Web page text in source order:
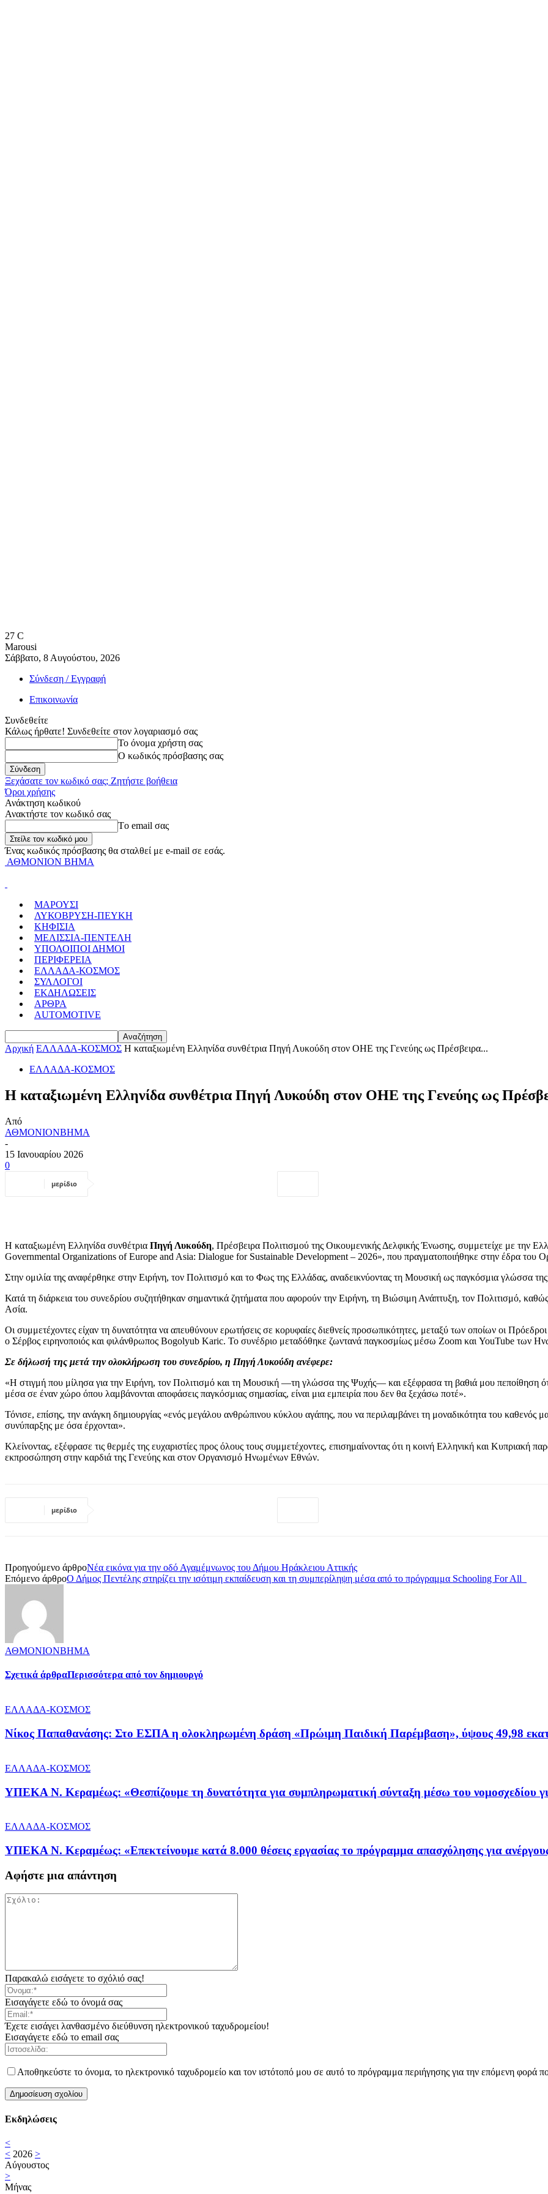
27 C
Marousi
Σάββατο, 8 Αυγούστου, 2026
Σύνδεση / Εγγραφή
Επικοινωνία
Συνδεθείτε
Κάλως ήρθατε! Συνδεθείτε στον λογαριασμό σας
Το όνομα χρήστη σας
Ο κωδικός πρόσβασης σας
Ξεχάσατε τον κωδικό σας; Ζητήστε βοήθεια
Όροι χρήσης
Ανάκτηση κωδικού
Ανακτήστε τον κωδικό σας
Tο email σας
Ένας κωδικός πρόσβασης θα σταλθεί με e-mail σε εσάς.
ΑΘΜΟΝΙΟΝ ΒΗΜΑ
ΜΑΡΟΥΣΙ
ΛΥΚΟΒΡΥΣΗ-ΠΕΥΚΗ
ΚΗΦΙΣΙΑ
ΜΕΛΙΣΣΙΑ-ΠΕΝΤΕΛΗ
ΥΠΟΛΟΙΠΟΙ ΔΗΜΟΙ
ΠΕΡΙΦΕΡΕΙΑ
ΕΛΛΑΔΑ-ΚΟΣΜΟΣ
ΣΥΛΛΟΓΟΙ
ΕΚΔΗΛΩΣΕΙΣ
ΑΡΘΡΑ
AUTOMOTIVE
Αρχική ΕΛΛΑΔΑ-ΚΟΣΜΟΣ Η καταξιωμένη Ελληνίδα συνθέτρια Πηγή Λυκούδη στον ΟΗΕ της Γενεύης ως Πρέσβειρα...
ΕΛΛΑΔΑ-ΚΟΣΜΟΣ
Η καταξιωμένη Ελληνίδα συνθέτρια Πηγή Λυκούδη στον ΟΗΕ της Γενεύης ως
Από
ΑΘΜΟΝΙΟΝΒΗΜΑ
-
15 Ιανουαρίου 2026
0
μερίδιο
Η καταξιωμένη Ελληνίδα συνθέτρια Πηγή Λυκούδη, Πρέσβειρα Πολιτισμού της Οικουμενικής Δελφικής Ένωσης, συμμετείχε με την
Governmental Organizations of Europe and Asia: Dialogue for Sustainable Development – 2026», που πραγματοποιήθηκε στην έδρα του
Στην ομιλία της αναφέρθηκε στην Ειρήνη, τον Πολιτισμό και το Φως της Ελλάδας, αναδεικνύοντας τη Μουσική ως παγκόσμια γλώσσα
Κατά τη διάρκεια του συνεδρίου συζητήθηκαν σημαντικά ζητήματα που αφορούν την Ειρήνη, τη Βιώσιμη Ανάπτυξη, τον Πολιτισμό,
Ασία.
Οι συμμετέχοντες είχαν τη δυνατότητα να απευθύνουν ερωτήσεις σε κορυφαίες διεθνείς προσωπικότητες, μεταξύ των οποίων οι
ο Σέρβος ειρηνοποιός και φιλάνθρωπος Bogolyub Karic. Το συνέδριο μεταδόθηκε ζωντανά παγκοσμίως μέσω Zoom και YouTube των
Σε δήλωσή της μετά την ολοκλήρωση του συνεδρίου, η Πηγή Λυκούδη ανέφερε:
«Η στιγμή που μίλησα για την Ειρήνη, τον Πολιτισμό και τη Μουσική —τη γλώσσα της Ψυχής— και εξέφρασα τη βαθιά μου πεποίθηση
μέσα σε έναν χώρο όπου λαμβάνονται αποφάσεις παγκόσμιας σημασίας, είναι μια εμπειρία που δεν θα ξεχάσω ποτέ».
Τόνισε, επίσης, την ανάγκη δημιουργίας «ενός μεγάλου ανθρώπινου κύκλου αγάπης, που να περιλαμβάνει τη μοναδικότητα του καθενός
συνύπαρξης με όσα έρχονται».
Κλείνοντας, εξέφρασε τις θερμές της ευχαριστίες προς όλους τους συμμετέχοντες, επισημαίνοντας ότι η κοινή Ελληνική και Κυπριακή
εκπροσώπηση στην καρδιά της Γενεύης και στον Οργανισμό Ηνωμένων Εθνών.
μερίδιο
Προηγούμενο άρθροΝέα εικόνα για την οδό Αγαμέμνωνος του Δήμου Ηράκλειου Αττικής
Επόμενο άρθροΟ Δήμος Πεντέλης στηρίζει την ισότιμη εκπαίδευση και τη συμπερίληψη μέσα από το πρόγραμμα Schooling For All
ΑΘΜΟΝΙΟΝΒΗΜΑ
Σχετικά άρθραΠερισσότερα από τον δημιουργό
ΕΛΛΑΔΑ-ΚΟΣΜΟΣ
Νίκος Παπαθανάσης: Στο ΕΣΠΑ η ολοκληρωμένη δράση «Πρώιμη Παιδική Παρέμβαση», ύψους 49,98
ΕΛΛΑΔΑ-ΚΟΣΜΟΣ
ΥΠΕΚΑ Ν. Κεραμέως: «Θεσπίζουμε τη δυνατότητα για συμπληρωματική σύνταξη μέσω του νομοσχεδίου
ΕΛΛΑΔΑ-ΚΟΣΜΟΣ
ΥΠΕΚΑ Ν. Κεραμέως: «Επεκτείνουμε κατά 8.000 θέσεις εργασίας το πρόγραμμα απασχόλησης για
Αφήστε μια απάντηση
Παρακαλώ εισάγετε το σχόλιό σας!
Εισαγάγετε εδώ το όνομά σας
Έχετε εισάγει λανθασμένο διεύθυνση ηλεκτρονικού ταχυδρομείου!
Εισαγάγετε εδώ το email σας
Αποθηκεύστε το όνομα, το ηλεκτρονικό ταχυδρομείο και τον ιστότοπό μου σε αυτό το πρόγραμμα περιήγησης για την επόμενη φορά
Εκδηλώσεις
<
< 2026 >
Αύγουστος
>
Μήνας